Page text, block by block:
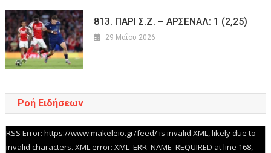
813. ΠΑΡΙ Σ.Ζ. – ΑΡΣΕΝΑΛ: 1 (2,25)
29 Μαΐου 2026
Ροή Ειδήσεων
RSS Error: https://www.makeleio.gr/feed/ is invalid XML, likely due to
invalid characters. XML error: XML_ERR_NAME_REQUIRED at line 168,